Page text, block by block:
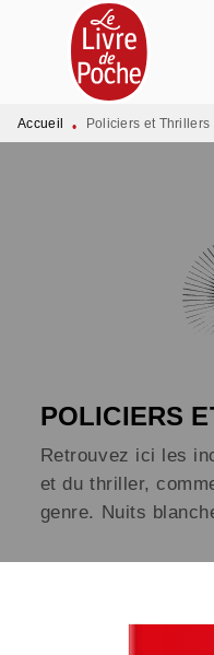
MENU
PIED DE PAGE
Accueil • Policiers et Thrillers
POLICIERS
Retrouvez ici les
et du thriller,
genre. Nuits